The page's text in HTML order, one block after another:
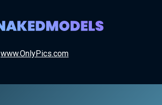
www.OnlyPics.com